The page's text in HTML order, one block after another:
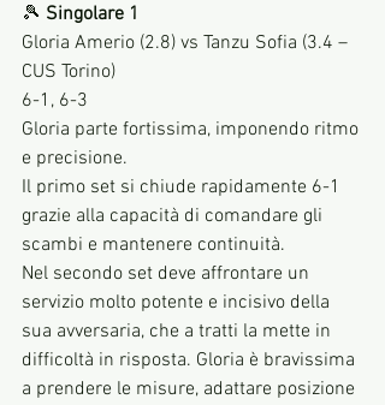
🎾 Singolare 1
Gloria Amerio (2.8) vs Tanzu Sofia (3.4 –
CUS Torino)
6-1, 6-3
Gloria parte fortissima, imponendo ritmo
e precisione.
Il primo set si chiude rapidamente 6-1
grazie alla capacità di comandare gli
scambi e mantenere continuità.
Nel secondo set deve affrontare un
servizio molto potente e incisivo della
sua avversaria, che a tratti la mette in
difficoltà in risposta. Gloria è bravissima
a prendere le misure, adattare posizione